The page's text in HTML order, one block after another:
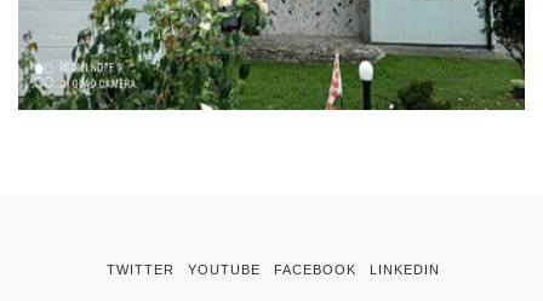
TWITTER YOUTUBE FACEBOOK LINKEDIN